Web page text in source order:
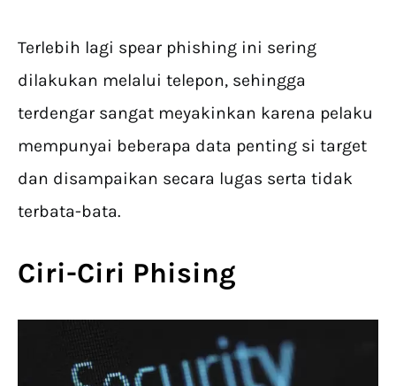
Terlebih lagi spear phishing ini sering
dilakukan melalui telepon, sehingga
terdengar sangat meyakinkan karena pelaku
mempunyai beberapa data penting si target
dan disampaikan secara lugas serta tidak
terbata-bata.
Ciri-Ciri Phising